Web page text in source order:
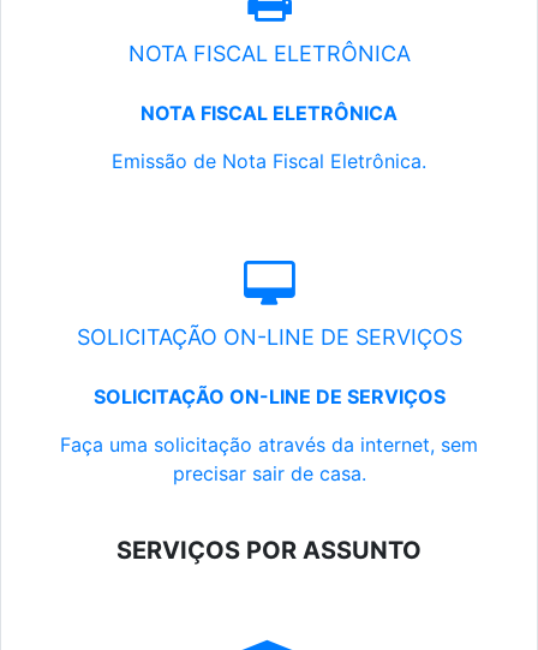
NOTA FISCAL ELETRÔNICA
NOTA FISCAL ELETRÔNICA
Emissão de Nota Fiscal Eletrônica.
SOLICITAÇÃO ON-LINE DE SERVIÇOS
SOLICITAÇÃO ON-LINE DE SERVIÇOS
Faça uma solicitação através da internet, sem
precisar sair de casa.
SERVIÇOS POR ASSUNTO